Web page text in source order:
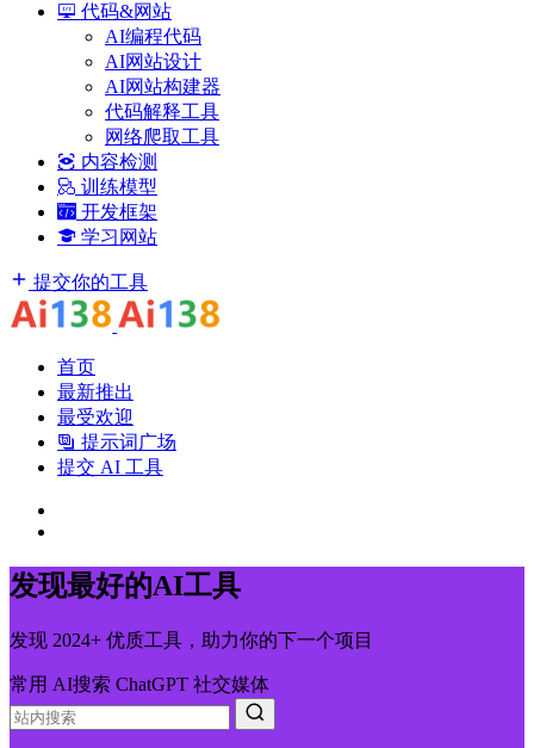
代码&网站
AI编程代码
AI网站设计
AI网站构建器
代码解释工具
网络爬取工具
内容检测
训练模型
开发框架
学习网站
提交你的工具
首页
最新推出
最受欢迎
提示词广场
提交 AI 工具
发现最好的AI工具
发现 2024+ 优质工具，助力你的下一个项目
常用 AI搜索 ChatGPT 社交媒体